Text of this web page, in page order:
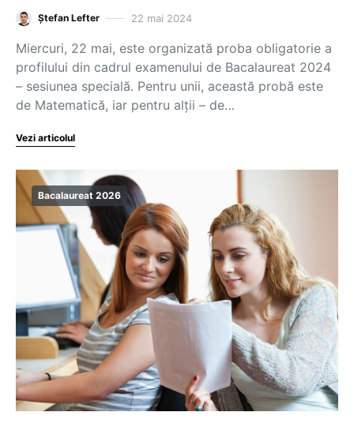
Ștefan Lefter 22 mai 2024
Miercuri, 22 mai, este organizată proba obligatorie a
profilului din cadrul examenului de Bacalaureat 2024
– sesiunea specială. Pentru unii, această probă este
de Matematică, iar pentru alții – de…
Vezi articolul
Bacalaureat 2026